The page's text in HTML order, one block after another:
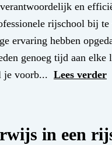
en
rijschool bij
ervaring hebben
genoeg tijd aan
je voorb... Lees verder
in een